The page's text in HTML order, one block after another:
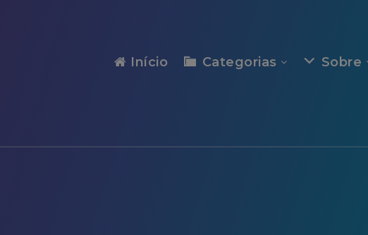
Início Categorias Sobre